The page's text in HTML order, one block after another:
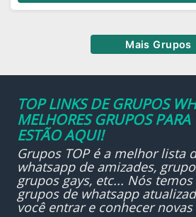
Mais Grupos
TOP LINKS DE GRUPOS
MELHORES GRUPOS PARA
ESTÃO AQUI!
Grupos TOP é a melhor lista
whatsapp de amizades,
grupos gays, etc... Nós
grupos de whatsapp
você entrar e conhecer novas